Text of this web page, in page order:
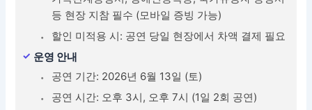
등 현장 지참 필수 (모바일 증빙 가능)
할인 미적용 시: 공연 당일 현장에서 차액 결제 필요
운영 안내
공연 기간: 2026년 6월 13일 (토)
공연 시간: 오후 3시, 오후 7시 (1일 2회 공연)